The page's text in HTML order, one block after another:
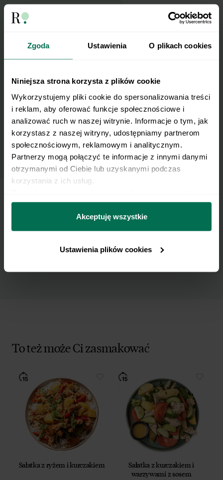
Zgoda Ustawienia O plikach cookies
Niniejsza strona korzysta z plików cookie
Wykorzystujemy pliki cookie do spersonalizowania treści
i reklam, aby oferować funkcje społecznościowe i
analizować ruch w naszej witrynie. Informacje o tym, jak
korzystasz z naszej witryny, udostępniamy partnerom
społecznościowym, reklamowym i analitycznym.
Partnerzy mogą połączyć te informacje z innymi danymi
otrzymanymi od Ciebie lub uzyskanymi podczas
korzystania z ich usług.
można się z nami skontaktować i w jaki sposób
przetwarzamy dane osobowe w ramach
prywatności.
Akceptuję wszystkie
Ustawienia plików cookies
Wyślij przepis na e-mail
Nasze najlepsze przepisy, prosto na Twoja
Zapisz się do naszego Newslettera
Imię
Email
Wyrażam zgodę na przetwarzanie moich
danych osobowych w celu otrzymywania
polityką prywatności.
To też może Ci zasmakować
Sałatka z ryżem i kurczakiem
Sałatka z kurczakiem i
warzywami z sosem